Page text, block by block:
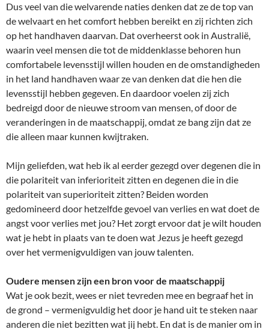
Dus veel van die welvarende naties denken dat ze de top van
de welvaart en het comfort hebben bereikt en zij richten zich
op het handhaven daarvan. Dat overheerst ook in Australië,
waarin veel mensen die tot de middenklasse behoren hun
comfortabele levensstijl willen houden en de omstandigheden
in het land handhaven waar ze van denken dat die hen die
levensstijl hebben gegeven. En daardoor voelen zij zich
bedreigd door de nieuwe stroom van mensen, of door de
veranderingen in de maatschappij, omdat ze bang zijn dat ze
die alleen maar kunnen kwijtraken.
Mijn geliefden, wat heb ik al eerder gezegd over degenen die in
die polariteit van inferioriteit zitten en degenen die in die
polariteit van superioriteit zitten? Beiden worden
gedomineerd door hetzelfde gevoel van verlies en wat doet de
angst voor verlies met jou? Het zorgt ervoor dat je wilt houden
wat je hebt in plaats van te doen wat Jezus je heeft gezegd
over het vermenigvuldigen van jouw talenten.
Oudere mensen zijn een bron voor de maatschappij
Wat je ook bezit, wees er niet tevreden mee en begraaf het in
de grond – vermenigvuldig het door je hand uit te steken naar
anderen die niet bezitten wat jij hebt. En dat is de manier om in